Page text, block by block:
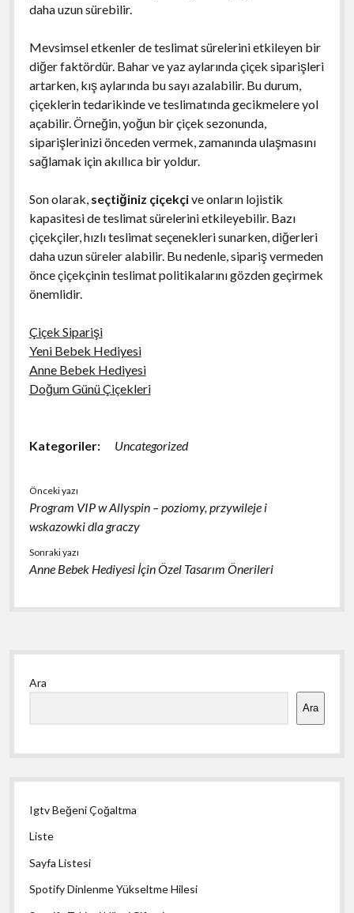
daha uzun sürebilir.
Mevsimsel etkenler de teslimat sürelerini etkileyen bir
diğer faktördür. Bahar ve yaz aylarında çiçek siparişleri
artarken, kış aylarında bu sayı azalabilir. Bu durum,
çiçeklerin tedarikinde ve teslimatında gecikmelere yol
açabilir. Örneğin, yoğun bir çiçek sezonunda,
siparişlerinizi önceden vermek, zamanında ulaşmasını
sağlamak için akıllıca bir yoldur.
Son olarak, seçtiğiniz çiçekçive onların lojistik
kapasitesi de teslimat sürelerini etkileyebilir. Bazı
çiçekçiler, hızlı teslimat seçenekleri sunarken, diğerleri
daha uzun süreler alabilir. Bu nedenle, sipariş vermeden
önce çiçekçinin teslimat politikalarını gözden geçirmek
önemlidir.
Çiçek Siparişi
Yeni Bebek Hediyesi
Anne Bebek Hediyesi
Doğum Günü Çiçekleri
Kategoriler: Uncategorized
Önceki yazı
Program VIP w Allyspin – poziomy, przywileje i
wskazowki dla graczy
Sonraki yazı
Anne Bebek Hediyesi İçin Özel Tasarım Önerileri
Yan
Menü
Ara
Ara
Igtv Beğeni Çoğaltma
Liste
Sayfa Listesi
Spotify Dinlenme Yükseltme Hilesi